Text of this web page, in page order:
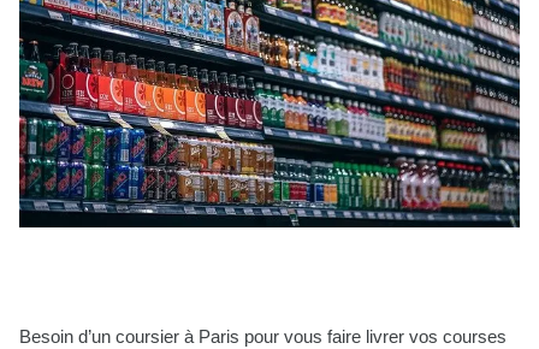
Besoin d’un coursier à Paris pour vous faire livrer vos courses